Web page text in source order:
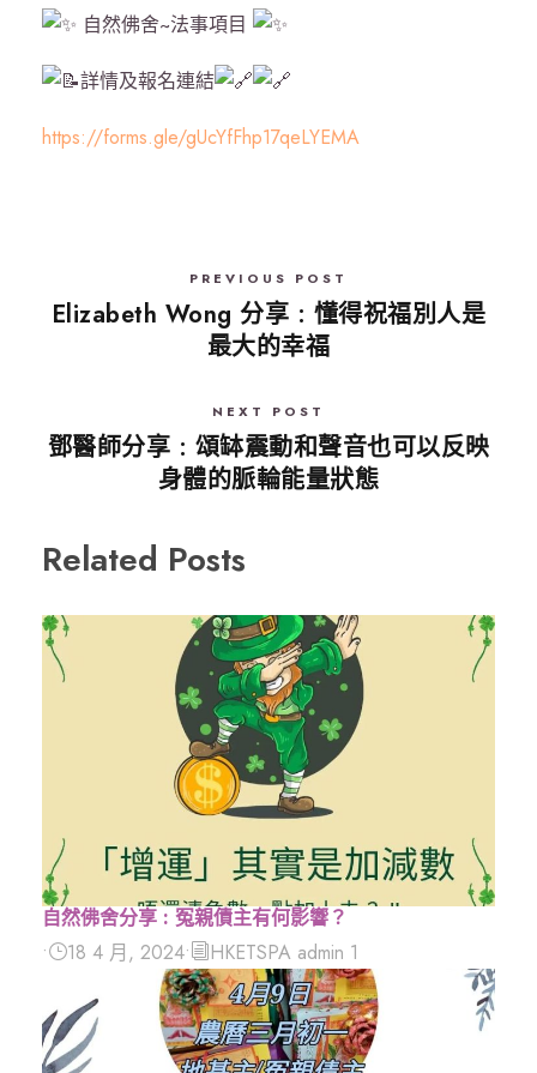
自然佛舍~法事項目
詳情及報名連結
https://forms.gle/gUcYfFhp17qeLYEMA
PREVIOUS POST
Elizabeth Wong 分享 : 懂得祝福別人是
最大的幸福
NEXT POST
鄧醫師分享 : 頌缽震動和聲音也可以反映
身體的脈輪能量狀態
Related Posts
自然佛舍分享 : 冤親債主有何影響？
•
18 4 月, 2024• HKETSPA admin 1